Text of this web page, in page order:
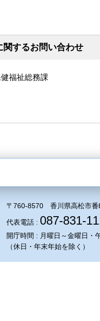
関するお問い合わせ
福祉総務課
〒760-8570 香川県高松市番
代表電話 : 087-831-
開庁時間 : 月曜日～金曜日・
（休日・年末年始を除く）